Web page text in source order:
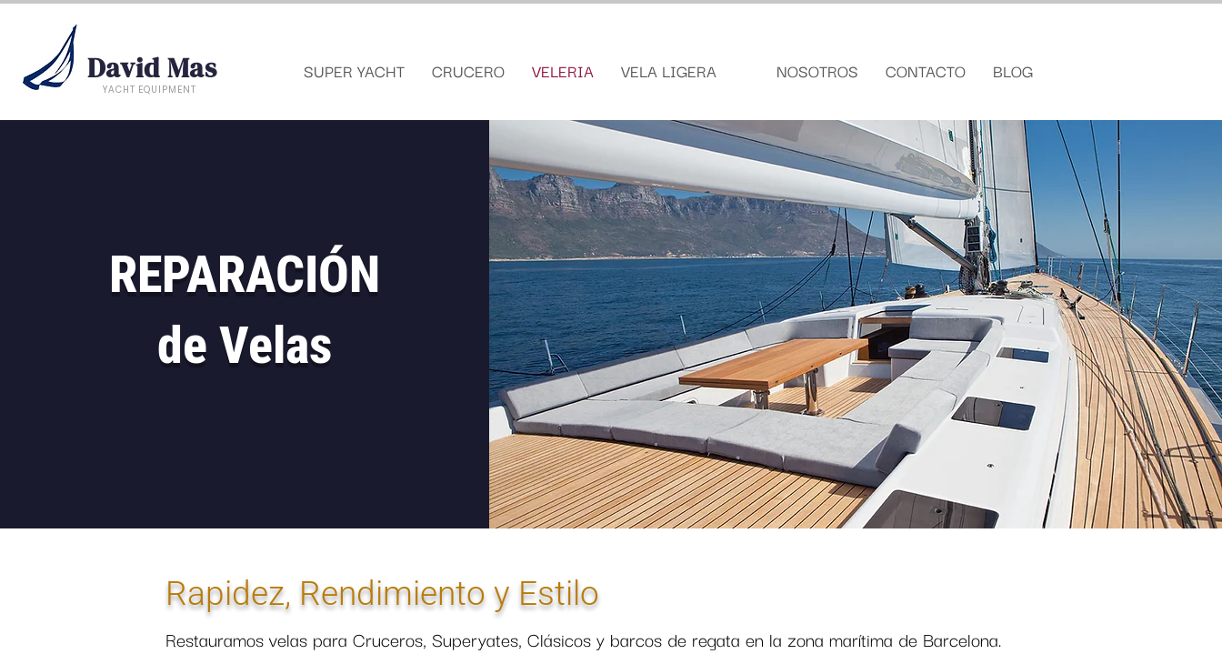
David Mas
YACHT EQUIPMENT
SUPER YACHT CRUCERO VELERIA VELA LIGERA NOSOTROS CONTACTO BLOG
REPARACIÓN
de Velas
Restauramos velas para Cruceros, Superyates, Clásicos y barcos de regata en la zona marítima de Barcelona.
Rapidez, Rendimiento y Estilo